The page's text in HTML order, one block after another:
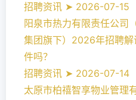
招聘资讯 ➤ 2026-07-15
阳泉市热力有限责任公司
集团旗下）2026年招聘
件吗？
招聘资讯 ➤ 2026-07-14
太原市柏禧智享物业管理